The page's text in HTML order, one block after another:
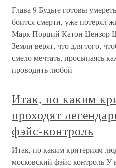
Глава 9 Будьте готовы
боится смерти, уже потерял
Марк Порций Катон
Земли верят, что для того,
смело мечтать, просыпаясь
проводить любой
Итак, по каким
проходят
фэйс-контроль
Итак, по каким критериям
московский фэйс-контроль У